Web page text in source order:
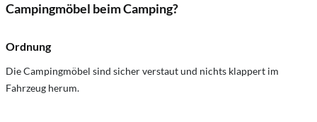
Campingmöbel beim Camping?
Ordnung
Die Campingmöbel sind sicher verstaut und nichts klappert im
Fahrzeug herum.